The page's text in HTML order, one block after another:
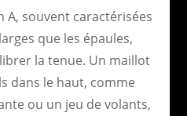
A, souvent caractérisées
que les épaules,
la tenue. Un maillot
dans le haut, comme
ou un jeu de volants,